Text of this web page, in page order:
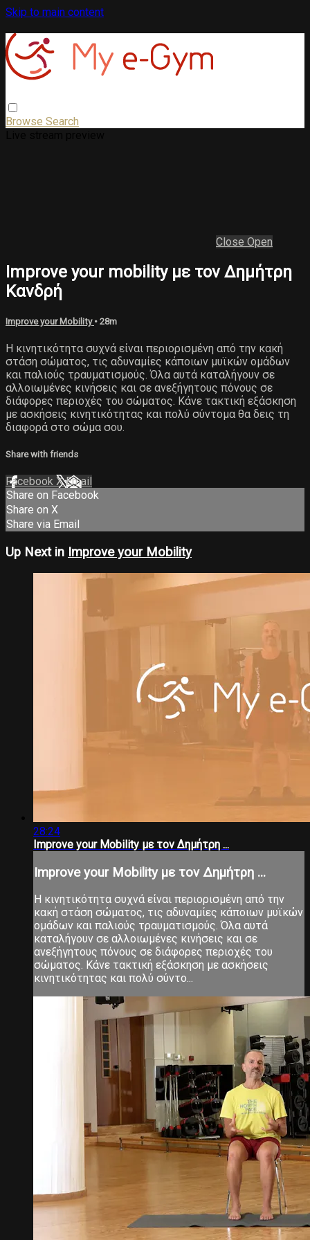
Skip to main content
Browse Search
Close Open
Improve your mobility με τον Δημήτρη
Κανδρή
Improve your Mobility • 28m
Η κινητικότητα συχνά είναι περιορισμένη από την κακή
στάση σώματος, τις αδυναμίες κάποιων μυϊκών ομάδων
και παλιούς τραυματισμούς. Όλα αυτά καταλήγουν σε
αλλοιωμένες κινήσεις και σε ανεξήγητους πόνους σε
διάφορες περιοχές του σώματος. Κάνε τακτική εξάσκηση
με ασκήσεις κινητικότητας και πολύ σύντομα θα δεις τη
διαφορά στο σώμα σου.
Share with friends
Facebook XEmail
Share on Facebook
Share on X
Share via Email
Up Next in Improve your Mobility
28:24
Ιmprove your Μobility με τον Δημήτρη ...
Ιmprove your Μobility με τον Δημήτρη ...
Η κινητικότητα συχνά είναι περιορισμένη από την
κακή στάση σώματος, τις αδυναμίες κάποιων μυϊκών
ομάδων και παλιούς τραυματισμούς. Όλα αυτά
καταλήγουν σε αλλοιωμένες κινήσεις και σε
ανεξήγητους πόνους σε διάφορες περιοχές του
σώματος. Κάνε τακτική εξάσκηση με ασκήσεις
κινητικότητας και πολύ σύντο...